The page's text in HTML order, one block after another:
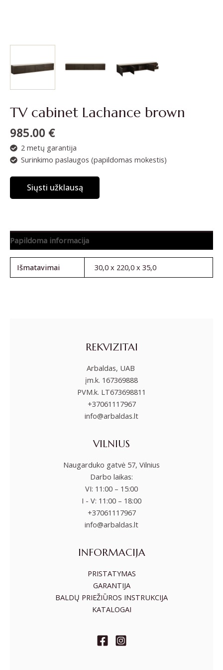
TV cabinet Lachance brown
985.00 €
2 metų garantija
Surinkimo paslaugos (papildomas mokestis)
Siųsti užklausą
Papildoma informacija
Išmatavimai 30,0 x 220,0 x 35,0
REKVIZITAI
Arbaldas, UAB
įm.k. 167369888
PVM.k. LT673698811
+37061117967
info@arbaldas.lt
VILNIUS
Naugarduko gatvė 57, Vilnius
Darbo laikas:
VI: 11:00 – 15:00
I - V: 11:00 – 18:00
+37061117967
info@arbaldas.lt
INFORMACIJA
PRISTATYMAS
GARANTIJA
BALDŲ PRIEŽIŪROS INSTRUKCIJA
KATALOGAI